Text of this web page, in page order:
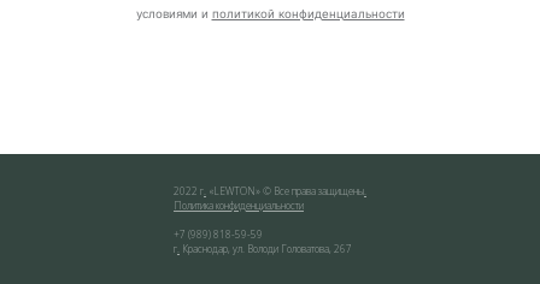
условиями и политикой конфиденциальности
2022 г «LEWTON» © Все права защищены
Политика конфиденциальности
+7 (989) 818-59-59
г Краснодар ул. Володи Головатова, 267